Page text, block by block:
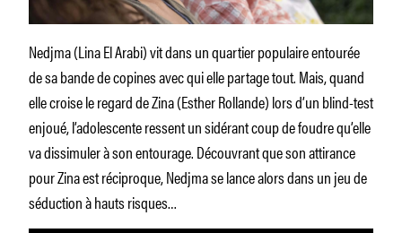
Nedjma (Lina El Arabi) vit dans un quartier populaire entourée
de sa bande de copines avec qui elle partage tout. Mais, quand
elle croise le regard de Zina (Esther Rollande) lors d’un blind-test
enjoué, l’adolescente ressent un sidérant coup de foudre qu’elle
va dissimuler à son entourage. Découvrant que son attirance
pour Zina est réciproque, Nedjma se lance alors dans un jeu de
séduction à hauts risques…